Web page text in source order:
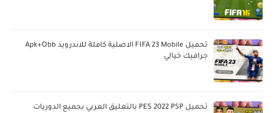
تحميل FIFA 23 Mobile الاصلية كاملة للاندرويد Apk+Obb
جرافيك خيالي
تحميل PES 2022 PSP بالتعليق العربي بجميع الدوريات